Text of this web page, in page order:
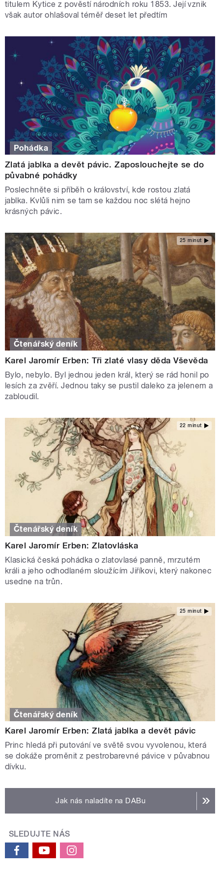
titulem Kytice z pověstí národních roku 1853. Její vznik
však autor ohlašoval téměř deset let předtím
Pohádka
Zlatá jablka a devět pávic. Zaposlouchejte se do
půvabné pohádky
Poslechněte si příběh o království, kde rostou zlatá
jablka. Kvlůli nim se tam se každou noc slétá hejno
krásných pávic.
25 minut
Čtenářský deník
Karel Jaromír Erben: Tři zlaté vlasy děda Vševěda
Bylo, nebylo. Byl jednou jeden král, který se rád honil po
lesích za zvěří. Jednou taky se pustil daleko za jelenem a
zabloudil.
22 minut
Čtenářský deník
Karel Jaromír Erben: Zlatovláska
Klasická česká pohádka o zlatovlasé panně, mrzutém
králi a jeho odhodlaném sloužícím Jiříkovi, který nakonec
usedne na trůn.
25 minut
Čtenářský deník
Karel Jaromír Erben: Zlatá jablka a devět pávic
Princ hledá při putování ve světě svou vyvolenou, která
se dokáže proměnit z pestrobarevné pávice v půvabnou
dívku.
Jak nás naladíte na DABu
SLEDUJTE NÁS